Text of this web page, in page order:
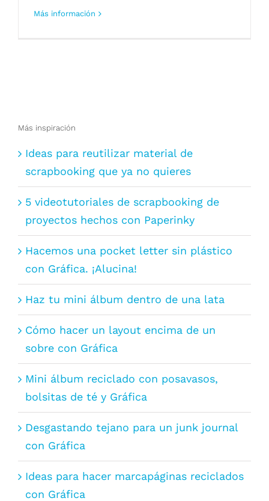
Más información
Más inspiración
Ideas para reutilizar material de
scrapbooking que ya no quieres
5 videotutoriales de scrapbooking de
proyectos hechos con Paperinky
Hacemos una pocket letter sin plástico
con Gráfica. ¡Alucina!
Haz tu mini álbum dentro de una lata
Cómo hacer un layout encima de un
sobre con Gráfica
Mini álbum reciclado con posavasos,
bolsitas de té y Gráfica
Desgastando tejano para un junk journal
con Gráfica
Ideas para hacer marcapáginas reciclados
con Gráfica